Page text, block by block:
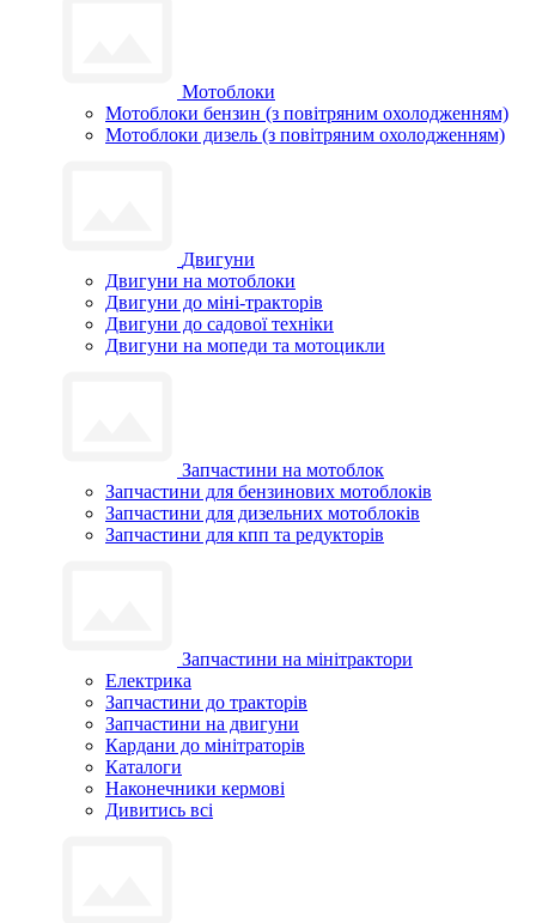
Мотоблоки
Мотоблоки бензин (з повітряним охолодженням)
Мотоблоки дизель (з повітряним охолодженням)
Двигуни
Двигуни на мотоблоки
Двигуни до міні-тракторів
Двигуни до садової техніки
Двигуни на мопеди та мотоцикли
Запчастини на мотоблок
Запчастини для бензинових мотоблоків
Запчастини для дизельних мотоблоків
Запчастини для кпп та редукторів
Запчастини на мінітрактори
Електрика
Запчастини до тракторів
Запчастини на двигуни
Кардани до мінітраторів
Каталоги
Наконечники кермові
Дивитись всі